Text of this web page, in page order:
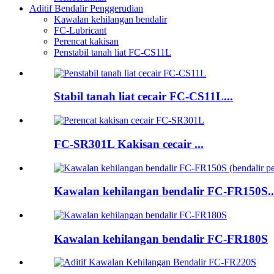
Aditif Bendalir Penggerudian
Kawalan kehilangan bendalir
FC-Lubricant
Perencat kakisan
Penstabil tanah liat FC-CS11L
Stabil tanah liat cecair FC-CS11L...
FC-SR301L Kakisan cecair ...
Kawalan kehilangan bendalir FC-
Kawalan kehilangan bendalir FC-FR180S